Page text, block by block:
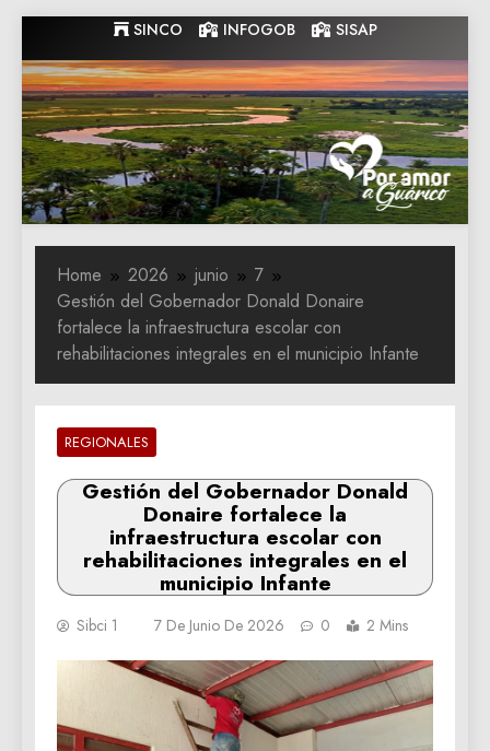
to
content
SINCO INFOGOB SISAP
Gobernacion
de Guarico
Gobernacion de Guarico
Home 2026 junio
7
Gestión del Gobernador Donald Donaire
fortalece la infraestructura escolar con
rehabilitaciones integrales en el municipio Infante
REGIONALES
Gestión del Gobernador Donald
Donaire fortalece la
infraestructura escolar con
rehabilitaciones integrales en el
municipio Infante
Sibci 1 7 De Junio De 2026 0 2 Mins